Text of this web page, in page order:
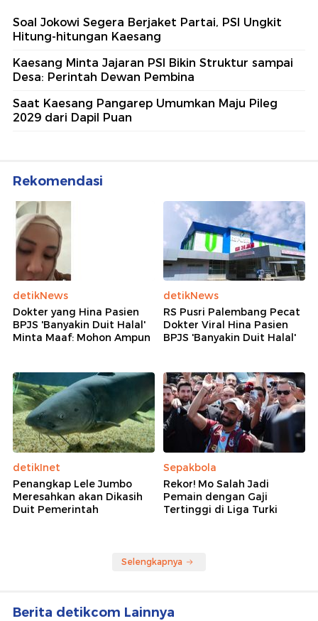
Soal Jokowi Segera Berjaket Partai, PSI Ungkit
Hitung-hitungan Kaesang
Kaesang Minta Jajaran PSI Bikin Struktur sampai
Desa: Perintah Dewan Pembina
Saat Kaesang Pangarep Umumkan Maju Pileg
2029 dari Dapil Puan
Rekomendasi
detikNews
Dokter yang Hina Pasien
BPJS 'Banyakin Duit Halal'
Minta Maaf: Mohon Ampun
detikNews
RS Pusri Palembang Pecat
Dokter Viral Hina Pasien
BPJS 'Banyakin Duit Halal'
detikInet
Penangkap Lele Jumbo
Meresahkan akan Dikasih
Duit Pemerintah
Sepakbola
Rekor! Mo Salah Jadi
Pemain dengan Gaji
Tertinggi di Liga Turki
Selengkapnya
Berita detikcom Lainnya